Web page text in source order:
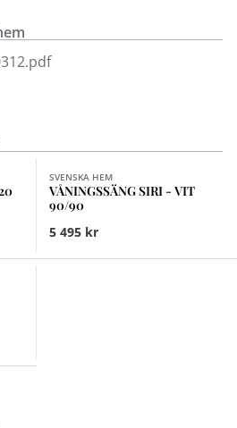
Detta gäller vid normal
fördelad vikt. Siri
konstruktion.
(2)
SVENSKA HEM
VÅNINGSSÄNG SIRI - VIT
90/90
5 495 kr